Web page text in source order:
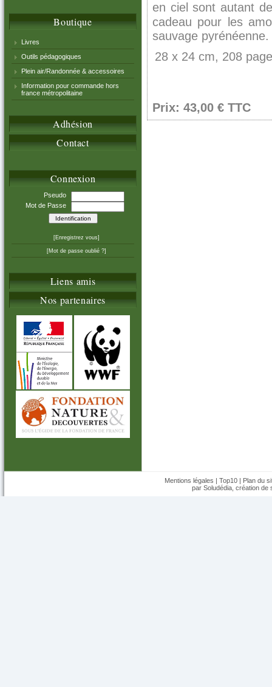
Boutique
Livres
Outils pédagogiques
Plein air/Randonnée & accessoires
Information pour commande hors
france métropolitaine
Adhésion
Contact
Connexion
Pseudo
Mot de Passe
[Enregistrez vous]
[Mot de passe oublié ?]
Liens amis
Nos partenaires
en ciel sont autant de
cadeau pour les
sauvage pyrénéenne.
28 x 24 cm, 208
Prix: 43,00 € TTC
Mentions légales | Top10 | Plan du
par Soludédia, création de